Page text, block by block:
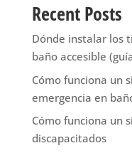
Recent Posts
Dónde instalar los
baño accesible
Cómo funciona un
emergencia en
Cómo funciona un
discapacitados